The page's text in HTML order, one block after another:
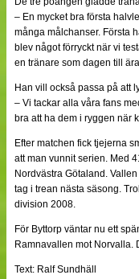
– En mycket bra första
många målchanser. Första
blev något förryckt när vi
en tränare som dagen till
Han vill också passa på att
– Vi tackar alla våra fans
bra att ha dem i ryggen när
Efter matchen fick tjejerna
att man vunnit serien. Med
Nordvästra Götaland.
tag i trean nästa säsong.
division 2008.
För Byttorp väntar nu ett
Ramnavallen mot Norvalla.
Text: Ralf Sundhäll